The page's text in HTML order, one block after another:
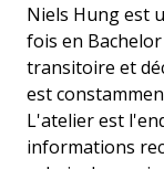
Niels Hung est
fois en
transitoire et
est
L'atelier est
informations